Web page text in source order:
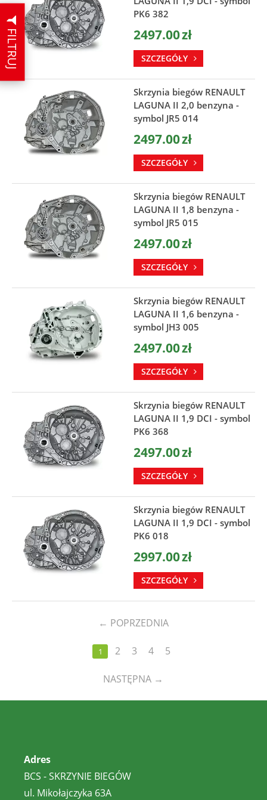
FILTRUJ
PK6 382
2497.00zł
SZCZEGÓŁY
Skrzynia biegów RENAULT
LAGUNA II 2,0 benzyna -
symbol JR5 014
2497.00zł
SZCZEGÓŁY
Skrzynia biegów RENAULT
LAGUNA II 1,8 benzyna -
symbol JR5 015
2497.00zł
SZCZEGÓŁY
Skrzynia biegów RENAULT
LAGUNA II 1,6 benzyna -
symbol JH3 005
2497.00zł
SZCZEGÓŁY
Skrzynia biegów RENAULT
LAGUNA II 1,9 DCI - symbol
PK6 368
2497.00zł
SZCZEGÓŁY
Skrzynia biegów RENAULT
LAGUNA II 1,9 DCI - symbol
PK6 018
2997.00zł
SZCZEGÓŁY
← POPRZEDNIA
1 2 3 4 5
NASTĘPNA →
Adres
BCS - SKRZYNIE BIEGÓW
ul. Mikołajczyka 63A